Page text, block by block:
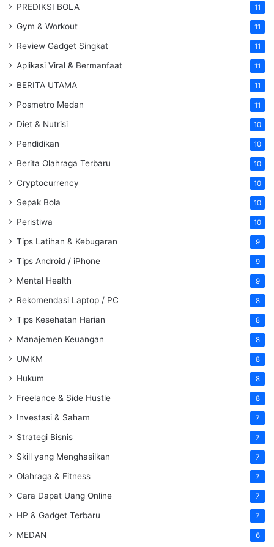
PREDIKSI BOLA 11
Gym & Workout 11
Review Gadget Singkat 11
Aplikasi Viral & Bermanfaat 11
BERITA UTAMA 11
Posmetro Medan 11
Diet & Nutrisi 10
Pendidikan 10
Berita Olahraga Terbaru 10
Cryptocurrency 10
Sepak Bola 10
Peristiwa 10
Tips Latihan & Kebugaran 9
Tips Android / iPhone 9
Mental Health 9
Rekomendasi Laptop / PC 8
Tips Kesehatan Harian 8
Manajemen Keuangan 8
UMKM 8
Hukum 8
Freelance & Side Hustle 8
Investasi & Saham 7
Strategi Bisnis 7
Skill yang Menghasilkan 7
Olahraga & Fitness 7
Cara Dapat Uang Online 7
HP & Gadget Terbaru 7
MEDAN 6